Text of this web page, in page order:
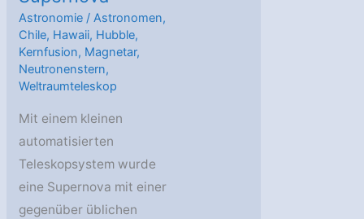
Astronomie /Astronomen,
Chile, Hawaii, Hubble,
Kernfusion, Magnetar,
Neutronenstern,
Weltraumteleskop
Mit einem kleinen
automatisierten
Teleskopsystem wurde
eine Supernova mit einer
gegenüber üblichen